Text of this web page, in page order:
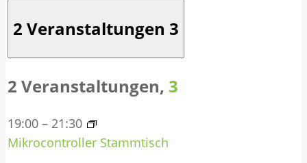
2 Veranstaltungen 3
2 Veranstaltungen, 3
19:00 – 21:30
Mikrocontroller Stammtisch